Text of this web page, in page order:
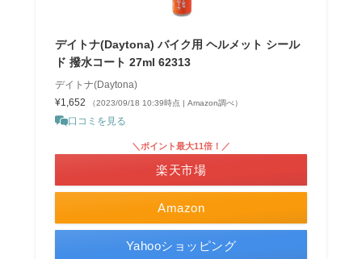
デイトナ(Daytona) バイク用 ヘルメット シール
ド 撥水コート 27ml 62313
デイトナ(Daytona)
¥1,652
（2023/09/18 10:39時点 | Amazon調べ）
口コミを見る
Amazon
＼ポイント最大11倍！／
楽天市場
Yahooショッピング